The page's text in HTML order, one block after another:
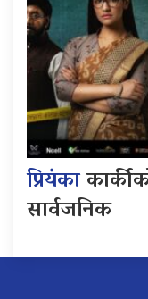
प्रियंका
सार्वजनिक